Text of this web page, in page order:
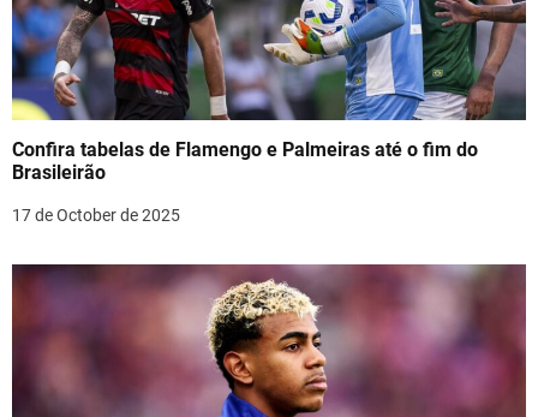
Confira tabelas de Flamengo e Palmeiras até o fim do
Brasileirão
17 de October de 2025